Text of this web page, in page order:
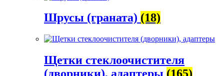
Шрусы (граната) (18)
Щетки стеклоочистителя